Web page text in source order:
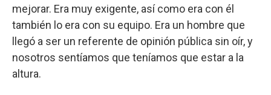
mejorar. Era muy exigente, así como era con él
también lo era con su equipo. Era un hombre que
llegó a ser un referente de opinión pública sin oír, y
nosotros sentíamos que teníamos que estar a la
altura.